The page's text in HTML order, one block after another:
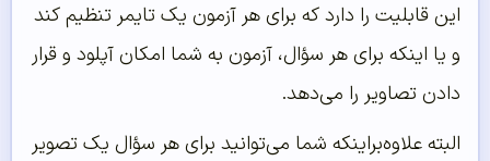
این قابلیت را دارد که برای هر آزمون یک تایمر تنظیم کند
و یا اینکه برای هر سؤال، آزمون به شما امکان آپلود و قرار
دادن تصاویر را می‌دهد.
البته علاوه‌براینکه شما می‌توانید برای هر سؤال یک تصویر